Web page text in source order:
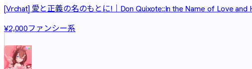
[Vrchat] 愛と正義の名のもとに!｜Don Quixote::In the Name of Love and
¥2,000ファンシー系